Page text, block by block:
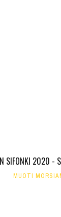
SIFONKI 2020 -
MUOTI